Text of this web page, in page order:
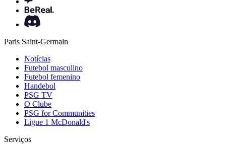
Paris Saint-Germain
Notícias
Futebol masculino
Futebol femenino
Handebol
PSG TV
O Clube
PSG for Communities
Ligue 1 McDonald's
Serviços